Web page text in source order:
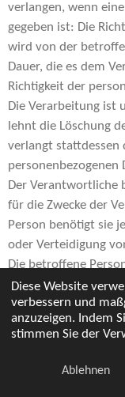
Diese Website
verbessern und
anzuzeigen. Indem
stimmen Sie der
Ablehnen
verlangen, wenn
gegeben ist: Die
wird von der
Dauer, die es dem
Richtigkeit der
Die Verarbeitung ist
lehnt die Löschung
verlangt stattdessen
personenbezogenen
Der Verantwortliche
für die Zwecke der
Person benötigt sie
oder Verteidigung
Die betroffene
Verarbeitung gem.
steht noch nicht
Verantwortlichen
Sofern eine der
und eine betroffene
E-Mail